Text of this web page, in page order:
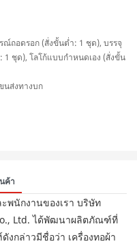
ถอดรอก (สั่งขั้นต่ำ: 1 ชุด), บรรจุ
ชุด), โลโก้แบบกำหนดเอง (สั่งขั้น
นส่งทางบก
ค้า
พนักงานของเรา บริษัท
Ltd. ได้พัฒนาผลิตภัณฑ์ที่
กล่าวมีชื่อว่า เครื่องทอผ้า